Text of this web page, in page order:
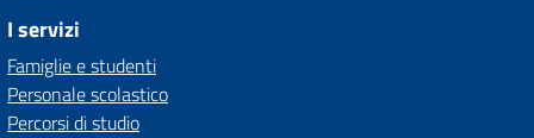
I servizi
Famiglie e studenti
Personale scolastico
Percorsi di studio